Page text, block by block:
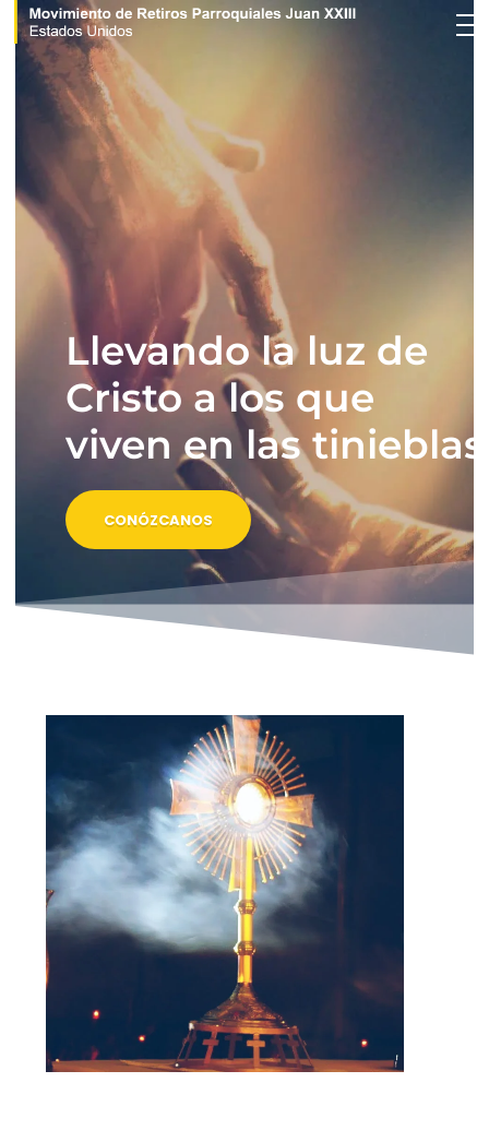
Movimiento de Retiros Parroquiales Juan XXIII - Estados Unidos
Llevando la luz de
Cristo a los que
viven en las tinieblas
CONÓZCANOS